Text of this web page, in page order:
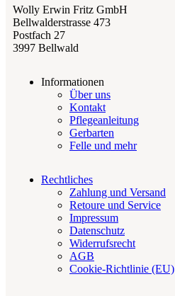
Wolly Erwin Fritz GmbH
Bellwalderstrasse 473
Postfach 27
3997 Bellwald
Informationen
Über uns
Kontakt
Pflegeanleitung
Gerbarten
Felle und mehr
Rechtliches
Zahlung und Versand
Retoure und Service
Impressum
Datenschutz
Widerrufsrecht
AGB
Cookie-Richtlinie (EU)